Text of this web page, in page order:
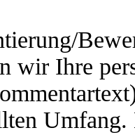
wir Ihre